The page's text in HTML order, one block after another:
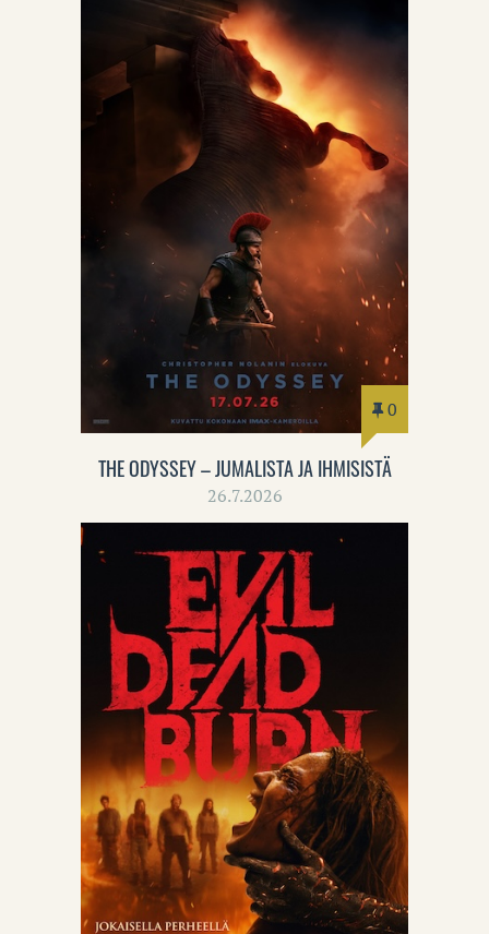
0
THE ODYSSEY – JUMALISTA JA IHMISISTÄ
26.7.2026